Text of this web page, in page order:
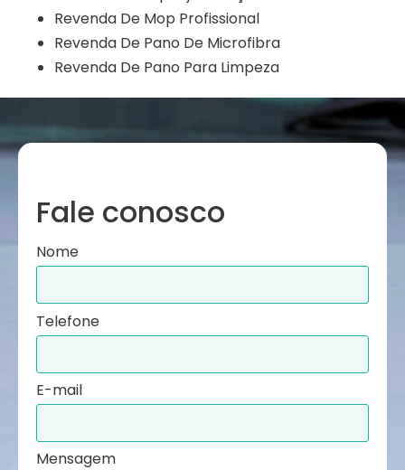
Revenda De Mop Profissional
Revenda De Pano De Microfibra
Revenda De Pano Para Limpeza
Fale conosco
Nome
Telefone
E-mail
Mensagem